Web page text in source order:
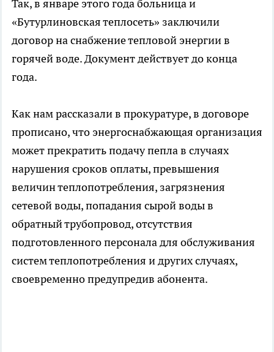
Так, в январе этого года больница и
«Бутурлиновская теплосеть» заключили
договор на снабжение тепловой энергии в
горячей воде. Документ действует до конца
года.
Как нам рассказали в прокуратуре, в договоре
прописано, что энергоснабжающая организация
может прекратить подачу пепла в случаях
нарушения сроков оплаты, превышения
величин теплопотребления, загрязнения
сетевой воды, попадания сырой воды в
обратный трубопровод, отсутствия
подготовленного персонала для обслуживания
систем теплопотребления и других случаях,
своевременно предупредив абонента.